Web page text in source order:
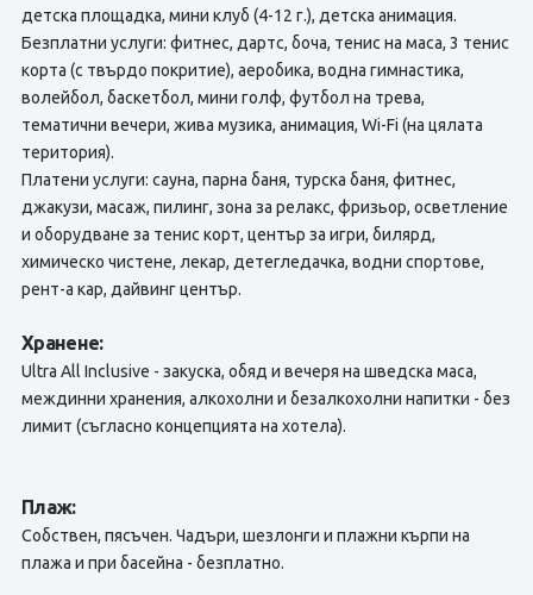
детска площадка, мини клуб (4-12 г.), детска анимация.
Безплатни услуги: фитнес, дартс, боча, тенис на маса, 3 тенис
кортa (с твърдо покритие), аеробика, водна гимнастика,
волейбол, баскетбол, мини голф, футбол на трева,
тематични вечери, жива музика, анимация, Wi-Fi (на цялата
територия).
Платени услуги: сауна, парна баня, турска баня, фитнес,
джакузи, масаж, пилинг, зона за релакс, фризьор, осветление
и оборудване за тенис корт, център за игри, билярд,
химическо чистене, лекар, детегледачка, водни спортове,
рент-а кар, дайвинг център.
Хранене:
Ultra All Inclusive - закуска, обяд и вечеря на шведска маса,
междинни хранения, алкохолни и безалкохолни напитки - без
лимит (съгласно концепцията на хотела).
Плаж:
Собствен, пясъчен. Чадъри, шезлонги и плажни кърпи на
плажа и при басейна - безплатно.